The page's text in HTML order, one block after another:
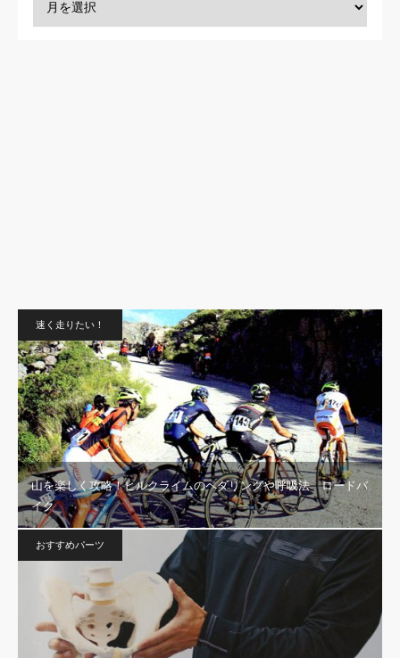
速く走りたい！
山を楽しく攻略！ヒルクライムのペダリングや呼吸法 ロードバ
イク
おすすめパーツ